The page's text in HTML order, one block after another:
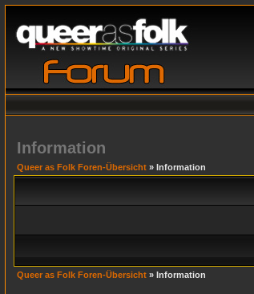
Information
Queer as Folk Foren-Übersicht » Information
Queer as Folk Foren-Übersicht » Information